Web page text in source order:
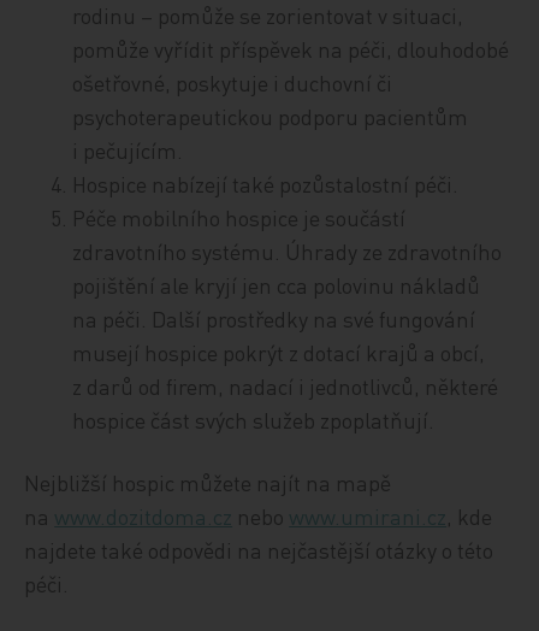
rodinu – pomůže se zorientovat v situaci,
pomůže vyřídit příspěvek na péči, dlouhodobé
ošetřovné, poskytuje i duchovní či
psychoterapeutickou podporu pacientům
i pečujícím.
Hospice nabízejí také pozůstalostní péči.
Péče mobilního hospice je součástí
zdravotního systému. Úhrady ze zdravotního
pojištění ale kryjí jen cca polovinu nákladů
na péči. Další prostředky na své fungování
musejí hospice pokrýt z dotací krajů a obcí,
z darů od firem, nadací i jednotlivců, některé
hospice část svých služeb zpoplatňují.
Nejbližší hospic můžete najít na mapě
na www.dozitdoma.cz nebo www.umirani.cz, kde
najdete také odpovědi na nejčastější otázky o této
péči.